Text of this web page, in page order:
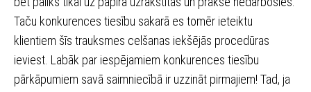
Taču konkurences tiesību sakarā es tomēr ieteiktu
klientiem šīs trauksmes celšanas iekšējās procedūras
ieviest. Labāk par iespējamiem konkurences tiesību
pārkāpumiem savā saimniecībā ir uzzināt pirmajiem! Tad, ja